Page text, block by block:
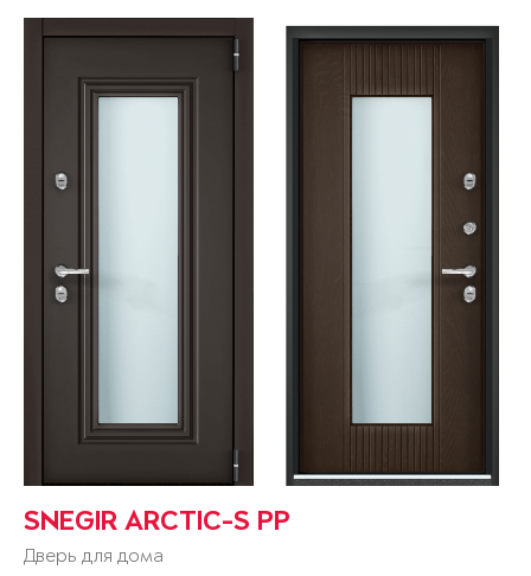
SNEGIR ARCTIC-S PP
Дверь для дома